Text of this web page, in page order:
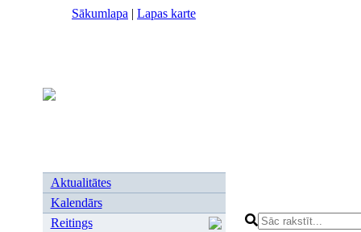
Sākumlapa | Lapas karte
Aktualitātes
Kalendārs
Reitings